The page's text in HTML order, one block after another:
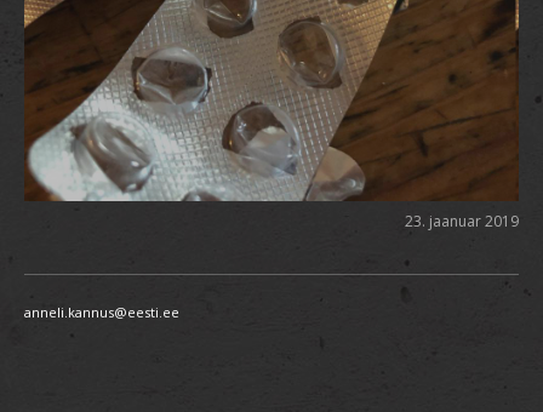
23. jaanuar 2019
anneli.kannus@eesti.ee